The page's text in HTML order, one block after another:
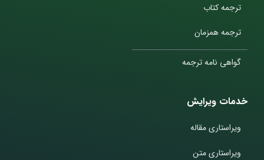
ترجمه کتاب
ترجمه همزمان
گواهی نامه ترجمه
خدمات ویرایش
ویراستاری مقاله
ویراستاری متن